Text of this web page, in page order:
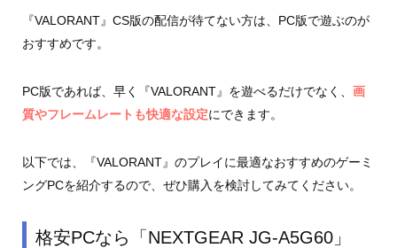
『VALORANT』CS版の配信が待てない方は、PC版で遊ぶのが
おすすめです。
PC版であれば、早く『VALORANT』を遊べるだけでなく、 画
質やフレームレートも快適な設定にできます。
以下では、『VALORANT』のプレイに最適なおすすめのゲーミ
ングPCを紹介するので、ぜひ購入を検討してみてください。
格安PCなら「NEXTGEAR JG-A5G60」